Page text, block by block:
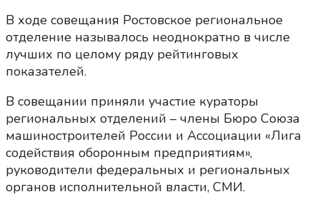
В ходе совещания Ростовское региональное
отделение называлось неоднократно в числе
лучших по целому ряду рейтинговых
показателей.
В совещании приняли участие кураторы
региональных отделений – члены Бюро Союза
машиностроителей России и Ассоциации «Лига
содействия оборонным предприятиям»,
руководители федеральных и региональных
органов исполнительной власти, СМИ.